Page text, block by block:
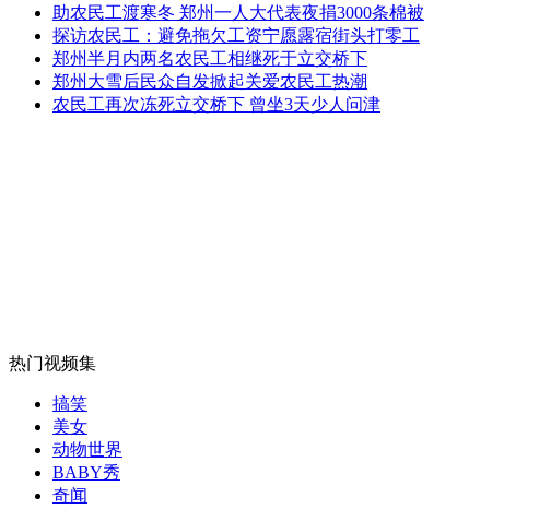
山西运城恶犬咬伤多人 警民合力深夜将其击毙
外交部：有关国家言论片面不公正
安徽一实载49人客车翻车
助农民工渡寒冬 郑州一人大代表夜捐3000条棉被
探访农民工：避免拖欠工资宁愿露宿街头打零工
郑州半月内两名农民工相继死于立交桥下
郑州大雪后民众自发掀起关爱农民工热潮
农民工再次冻死立交桥下 曾坐3天少人问津
热门视频集
搞笑
美女
动物世界
BABY秀
奇闻